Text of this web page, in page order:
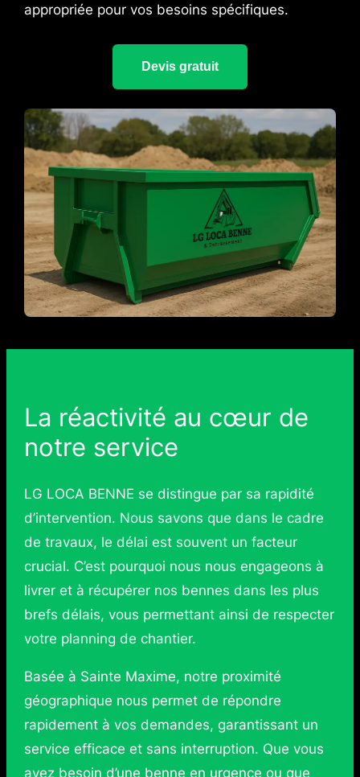
appropriée pour vos besoins spécifiques.
Devis gratuit
La réactivité au cœur de
notre service
LG LOCA BENNE se distingue par sa rapidité
d’intervention. Nous savons que dans le cadre
de travaux, le délai est souvent un facteur
crucial. C’est pourquoi nous nous engageons à
livrer et à récupérer nos bennes dans les plus
brefs délais, vous permettant ainsi de respecter
votre planning de chantier.
Basée à Sainte Maxime, notre proximité
géographique nous permet de répondre
rapidement à vos demandes, garantissant un
service efficace et sans interruption. Que vous
ayez besoin d’une benne en urgence ou que